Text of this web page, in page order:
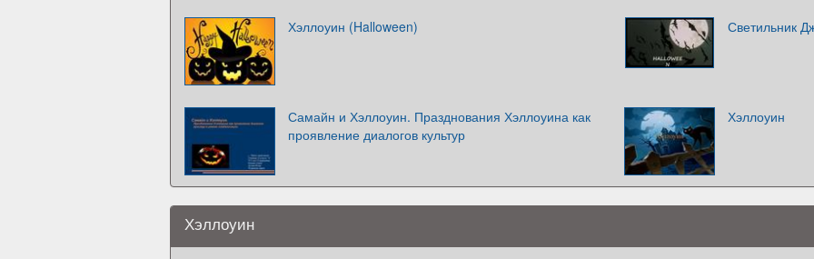
Хэллоуин (Halloween) Светильник
Самайн и Хэллоуин. Празднования Хэллоуина как
проявление диалогов культур
Хэллоуин
Хэллоуин